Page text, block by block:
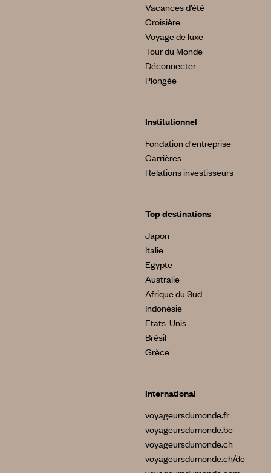
Vacances d’été
Croisière
Voyage de luxe
Tour du Monde
Déconnecter
Plongée
Institutionnel
Fondation d'entreprise
Carrières
Relations investisseurs
Top destinations
Japon
Italie
Egypte
Australie
Afrique du Sud
Indonésie
Etats-Unis
Brésil
Grèce
International
voyageursdumonde.fr
voyageursdumonde.be
voyageursdumonde.ch
voyageursdumonde.ch/de